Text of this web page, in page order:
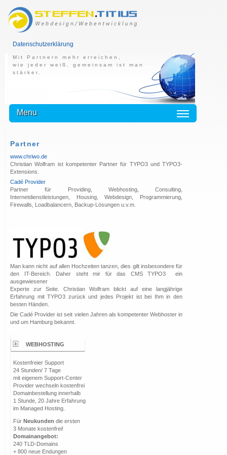
Datenschutzerklärung
Menu
Mit Partnern mehr erreichen,
wie jeder weiß, gemeinsam ist man
stärker.
Partner
www.chriwo.de
Christian Wolfram ist kompetenter Partner für TYPO3 und TYPO3-
Extensions.
Cadé Provider
Partner für Providing, Webhosting, Consulting,
Internetdienstleistungen, Housing, Webdesign, Programmierung,
Firewalls, Loadbalancern, Backup-Lösungen u.v.m.
Man kann nicht auf allen Hochzeiten tanzen, dies gilt insbesondere für
den IT-Bereich. Daher steht mir für das CMS TYPO3 ein
ausgewiesener
Experte zur Seite. Christian Wolfram blickt auf eine langjährige
Erfahrung mit TYPO3 zurück und jedes Projekt ist bei Ihm in den
besten Händen.
Die Cadé Provider ist seit vielen Jahren als kompetenter Webhoster in
und um Hamburg bekannt.
WEBHOSTING
Kostenfreier Support
24 Stunden/ 7 Tage
mit eigenem Support-Center
Provider wechseln kostenfrei
Domainbestellung innerhalb
1 Stunde, 20 Jahre Erfahrung
im Managed Hosting.
Für Neukunden die ersten
3 Monate kostenfrei!
Domainangebot:
240 TLD-Domains
+ 800 neue Endungen